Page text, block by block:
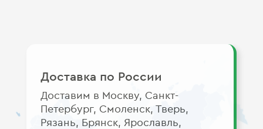
Доставка по России
Доставим в Москву, Санкт-
Петербург, Смоленск, Тверь,
Рязань, Брянск, Ярославль,